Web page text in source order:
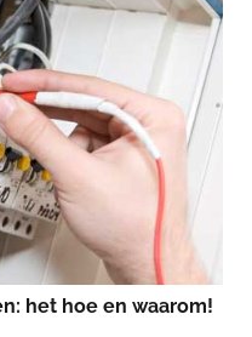
het hoe en waarom!